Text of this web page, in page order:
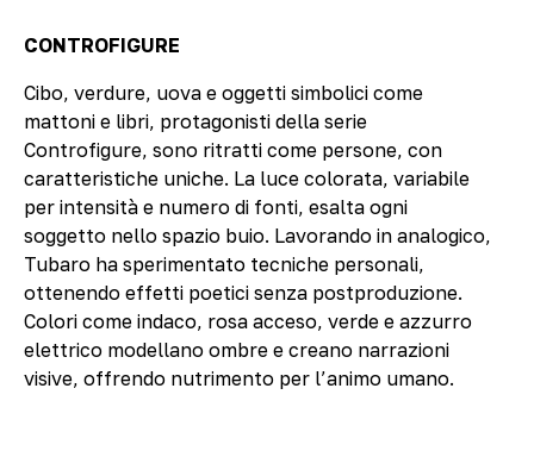
CONTROFIGURE
Cibo, verdure, uova e oggetti simbolici come
mattoni e libri, protagonisti della serie
Controfigure, sono ritratti come persone, con
caratteristiche uniche. La luce colorata, variabile
per intensità e numero di fonti, esalta ogni
soggetto nello spazio buio. Lavorando in analogico,
Tubaro ha sperimentato tecniche personali,
ottenendo effetti poetici senza postproduzione.
Colori come indaco, rosa acceso, verde e azzurro
elettrico modellano ombre e creano narrazioni
visive, offrendo nutrimento per l’animo umano.